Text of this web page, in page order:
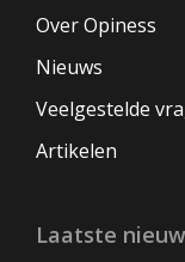
Over Opiness
Nieuws
Veelgestelde
Artikelen
Laatste